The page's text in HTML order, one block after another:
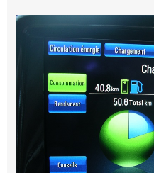
e
l
V
o
l
t
/
e
r